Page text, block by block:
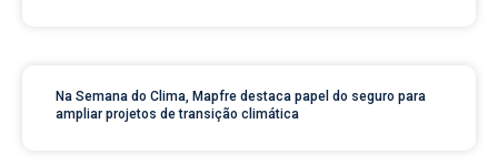
Na Semana do Clima, Mapfre destaca papel do seguro para
ampliar projetos de transição climática